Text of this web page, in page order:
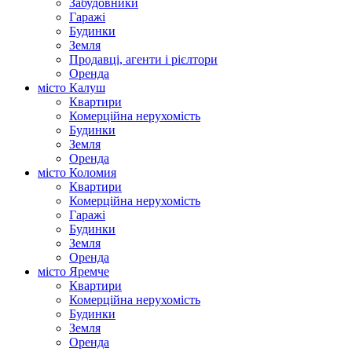
Гаражі
Будинки
Земля
Продавці, агенти і рієлтори
Оренда
місто Калуш
Квартири
Комерційна нерухомість
Будинки
Земля
Оренда
місто Коломия
Квартири
Комерційна нерухомість
Гаражі
Будинки
Земля
Оренда
місто Яремче
Квартири
Комерційна нерухомість
Будинки
Земля
Оренда